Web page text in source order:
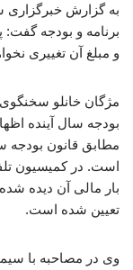
به گزارش
برنامه و بودجه گفت:
و مبلغ آن تغییری
بودجه سال آینده
است. در کمیسیون
تعیین شده است.
وی در مصاحبه با